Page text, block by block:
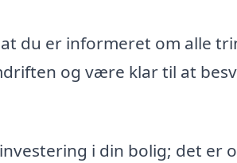
du er informeret om alle
og være klar til at
i din bolig; det er